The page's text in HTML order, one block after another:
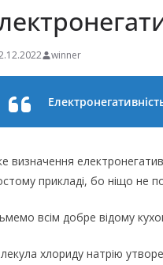
winner
визначення
прикладі, бо ніщо не
всім добре відому
хлориду натрію